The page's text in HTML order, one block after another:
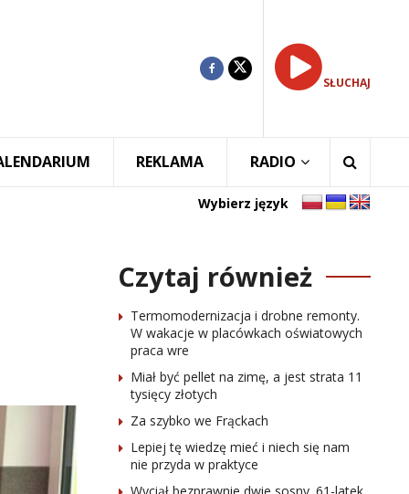
SŁUCHAJ
REKLAMA RADIO
Wybierz język
Czytaj również
Termomodernizacja i drobne remonty.
W wakacje w placówkach oświatowych
praca wre
Miał być pellet na zimę, a jest strata 11
tysięcy złotych
Za szybko we Frąckach
Lepiej tę wiedzę mieć i niech się nam
nie przyda w praktyce